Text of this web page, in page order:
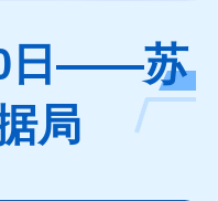
日——苏
局